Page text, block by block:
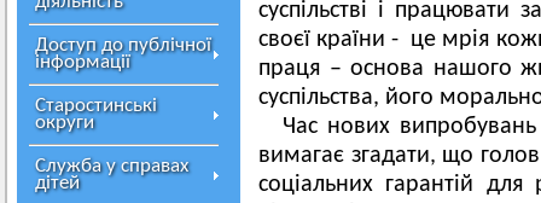
Доступ до публічної
інформації
Старостинські
округи
Служба у справах
дітей
суспільстві і працювати
своєї країни - це мрія
праця – основа нашого
суспільства, його
Час нових
вимагає згадати, що
соціальних гарантій